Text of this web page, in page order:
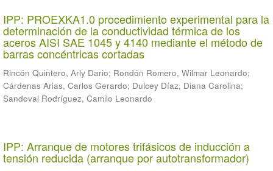
IPP: PROEXKA1.0 procedimiento experimental para la
determinación de la conductividad térmica de los
aceros AISI SAE 1045 y 4140 mediante el método de
barras concéntricas cortadas
Rincón Quintero, Arly Dario; Rondón Romero, Wilmar Leonardo;
Cárdenas Arias, Carlos Gerardo; Dulcey Díaz, Diana Carolina;
Sandoval Rodríguez, Camilo Leonardo
IPP: Arranque de motores trifásicos de inducción a
tensión reducida (arranque por autotransformador)